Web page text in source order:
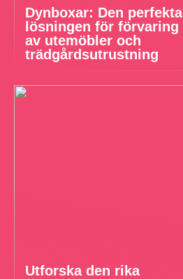
Dynboxar: Den perfekta
lösningen för förvaring
av utemöbler och
trädgårdsutrustning
Utforska den rika